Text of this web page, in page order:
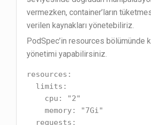
vermezken, container’ların
verilen kaynakları yönetebiliriz.
PodSpec’in resources bölümünde
yönetimi yapabilirsiniz.
resources:
    memory: "7Gi"